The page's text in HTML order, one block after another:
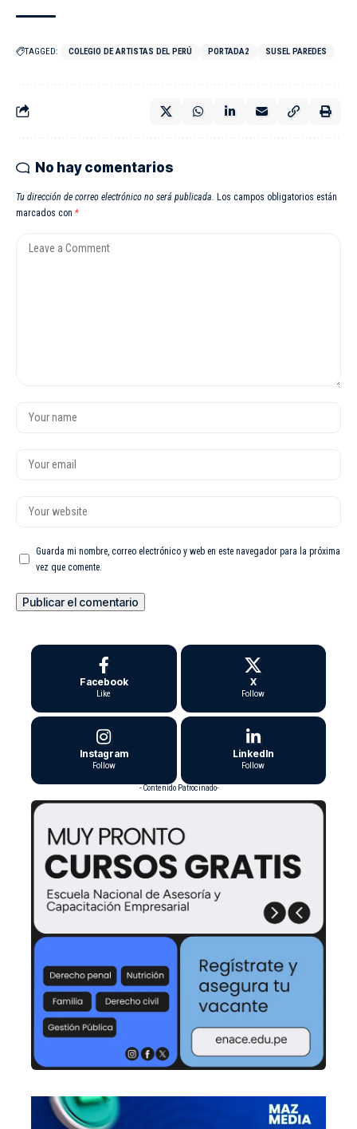
TAGGED: COLEGIO DE ARTISTAS DEL PERÚ PORTADA2 SUSEL PAREDES
No hay comentarios
Tu dirección de correo electrónico no será publicada. Los campos obligatorios están
marcados con *
Guarda mi nombre, correo electrónico y web en este navegador para la próxima
vez que comente.
Facebook
Like
X
Follow
Instagram
Follow
LinkedIn
Follow
- Contenido Patrocinado-